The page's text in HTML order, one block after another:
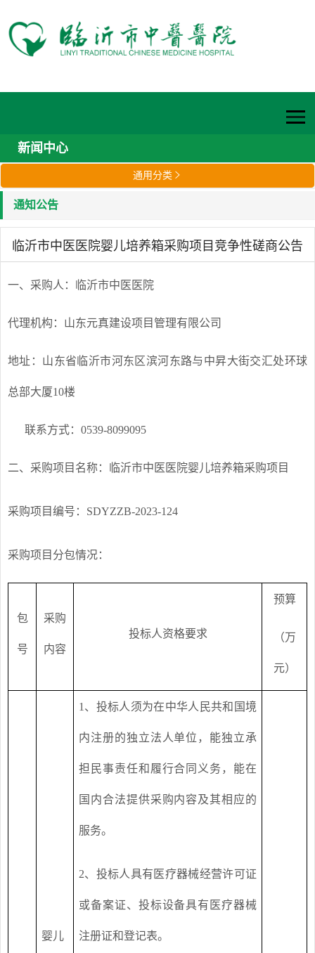
新闻中心
通用分类 
通知公告
临沂市中医医院婴儿培养箱采购项目竞争性磋商公告
一、采购人：临沂市中医医院
代理机构：山东元真建设项目管理有限公司
地址：山东省临沂市河东区滨河东路与中昇大街交汇处环球
总部大厦10楼
联系方式：0539-8099095
二、采购项目名称：临沂市中医医院婴儿培养箱采购项目
采购项目编号：SDYZZB-2023-124
采购项目分包情况：
包
号
采购
内容
投标人资格要求
预算
（万
元）
婴儿
1、投标人须为在中华人民共和国境
内注册的独立法人单位，能独立承
担民事责任和履行合同义务，能在
国内合法提供采购内容及其相应的
服务。
2、投标人具有医疗器械经营许可证
或备案证、投标设备具有医疗器械
注册证和登记表。